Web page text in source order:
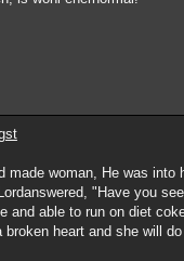
made woman, He was
"Have you
and able to run on diet
broken heart and she will